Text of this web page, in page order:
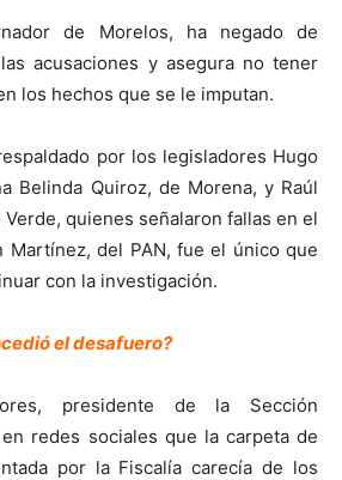
de Morelos, ha negado de
acusaciones y asegura no tener
los hechos que se le imputan.
por los legisladores Hugo
Belinda Quiroz, de Morena, y Raúl
quienes señalaron fallas en el
Martínez, del PAN, fue el único que
con la investigación.
el desafuero?
presidente de la Sección
redes sociales que la carpeta de
por la Fiscalía carecía de los